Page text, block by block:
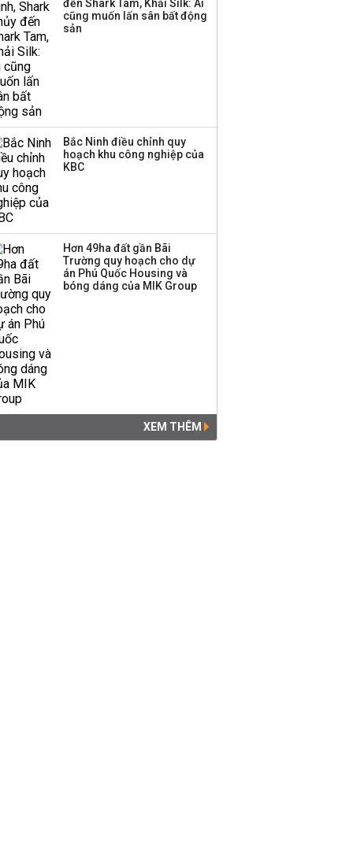
Thị trường thường
đến Shark Tam, Khải Silk: Ai
cũng muốn lấn sân bất động
sản
Bắc Ninh điều chỉnh quy
hoạch khu công nghiệp của
KBC
Hơn 49ha đất gần Bãi
Trường quy hoạch cho dự
án Phú Quốc Housing và
bóng dáng của MIK Group
XEM THÊM